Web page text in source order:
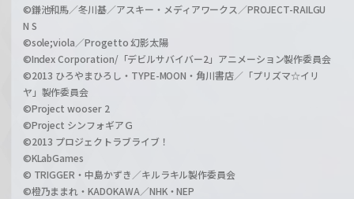
©鎌池和馬／冬川基／アスキー・メディアワークス／PROJECT-RAILGU
N S
©sole;viola／Progetto 幻影太陽
©Index Corporation/「デビルサバイバー2」アニメーション製作委員会
©2013 ひろやまひろし・TYPE-MOON・角川書店／「プリズマ☆イリ
ヤ」製作委員会
©Project wooser 2
©Project シンフォギアＧ
©2013 プロジェクトラブライブ！
©KLabGames
© TRIGGER・中島かずき／キルラキル製作委員会
©橙乃ままれ・KADOKAWA／NHK・NEP